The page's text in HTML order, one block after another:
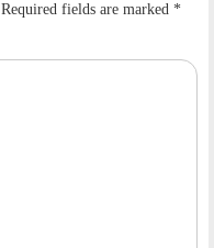
Required fields are marked *